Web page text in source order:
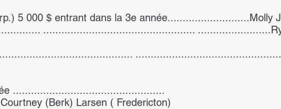
5 000 $ entrant dans la 3e année...........................Molly
..................................................
..................................................
(Berk) Larsen ( Fredericton)